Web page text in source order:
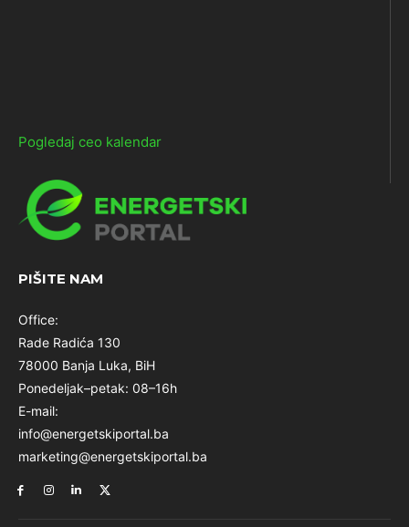
Pogledaj ceo kalendar
PIŠITE NAM
Office:
Rade Radića 130
78000 Banja Luka, BiH
Ponedeljak–petak: 08–16h
E-mail:
info@energetskiportal.ba
marketing@energetskiportal.ba